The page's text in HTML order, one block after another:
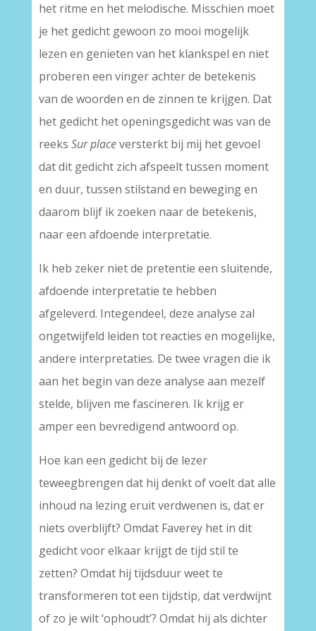
het ritme en het melodische. Misschien moet
je het gedicht gewoon zo mooi mogelijk
lezen en genieten van het klankspel en niet
proberen een vinger achter de betekenis
van de woorden en de zinnen te krijgen. Dat
het gedicht het openingsgedicht was van de
reeks Sur placeversterkt bij mij het gevoel
dat dit gedicht zich afspeelt tussen moment
en duur, tussen stilstand en beweging en
daarom blijf ik zoeken naar de betekenis,
naar een afdoende interpretatie.
Ik heb zeker niet de pretentie een sluitende,
afdoende interpretatie te hebben
afgeleverd. Integendeel, deze analyse zal
ongetwijfeld leiden tot reacties en mogelijke,
andere interpretaties. De twee vragen die ik
aan het begin van deze analyse aan mezelf
stelde, blijven me fascineren. Ik krijg er
amper een bevredigend antwoord op.
Hoe kan een gedicht bij de lezer
teweegbrengen dat hij denkt of voelt dat alle
inhoud na lezing eruit verdwenen is, dat er
niets overblijft? Omdat Faverey het in dit
gedicht voor elkaar krijgt de tijd stil te
zetten? Omdat hij tijdsduur weet te
transformeren tot een tijdstip, dat verdwijnt
of zo je wilt ‘ophoudt’? Omdat hij als dichter